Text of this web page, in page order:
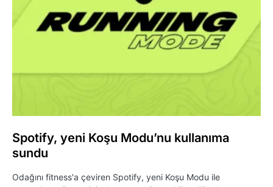
Spotify, yeni Koşu Modu’nu kullanıma
sundu
Odağını fitness'a çeviren Spotify, yeni Koşu Modu ile